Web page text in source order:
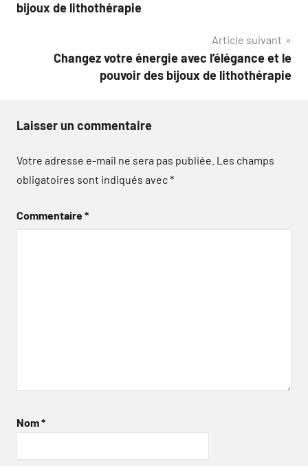
bijoux de lithothérapie
Article suivant
Changez votre énergie avec l’élégance et le
pouvoir des bijoux de lithothérapie
Laisser un commentaire
Votre adresse e-mail ne sera pas publiée. Les champs
obligatoires sont indiqués avec*
Commentaire*
Nom*